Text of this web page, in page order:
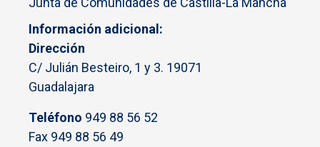
Información adicional
Dirección
C/ Julián Besteiro, 1 y 3. 19071
Guadalajara
Teléfono 949 88 56 52
Fax 949 88 56 49